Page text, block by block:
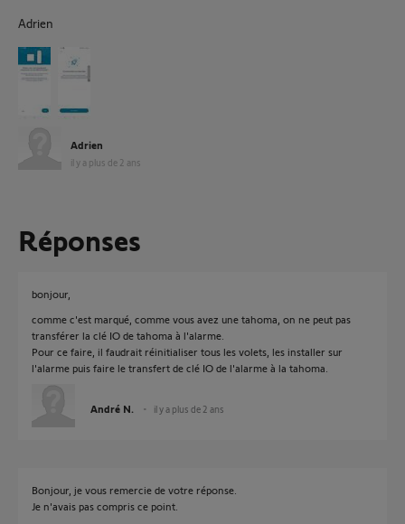
Adrien
Adrien
il y a plus de 2 ans
Réponses
bonjour,
comme c'est marqué, comme vous avez une tahoma, on ne peut pas
transférer la clé IO de tahoma à l'alarme.
Pour ce faire, il faudrait réinitialiser tous les volets, les installer sur
l'alarme puis faire le transfert de clé IO de l'alarme à la tahoma.
André N. il y a plus de 2 ans
Bonjour, je vous remercie de votre réponse.
Je n'avais pas compris ce point.